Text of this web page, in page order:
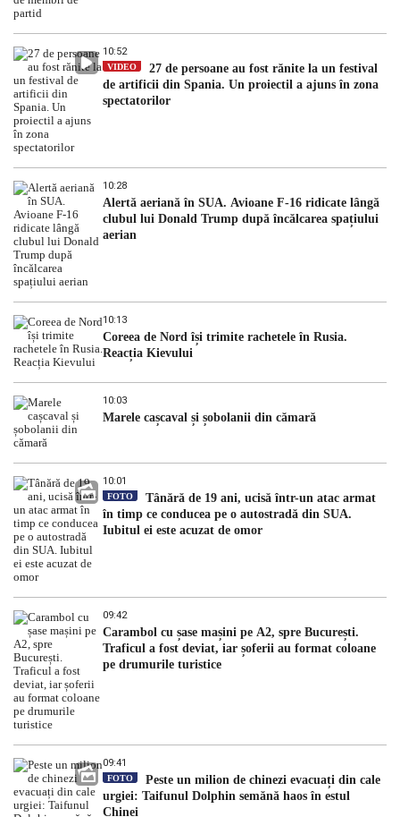
10:52
VIDEO
27 de persoane au fost rănite la un festival
de artificii din Spania. Un proiectil a ajuns în zona
spectatorilor
10:28
Alertă aeriană în SUA. Avioane F-16 ridicate lângă
clubul lui Donald Trump după încălcarea spațiului
aerian
10:13
Coreea de Nord își trimite rachetele în Rusia.
Reacția Kievului
10:03
Marele cașcaval și șobolanii din cămară
10:01
FOTO
Tânără de 19 ani, ucisă într-un atac armat
în timp ce conducea pe o autostradă din SUA.
Iubitul ei este acuzat de omor
09:42
Carambol cu șase mașini pe A2, spre București.
Traficul a fost deviat, iar șoferii au format coloane
pe drumurile turistice
09:41
FOTO
Peste un milion de chinezi evacuați din cale
urgiei: Taifunul Dolphin semănă haos în estul
Chinei